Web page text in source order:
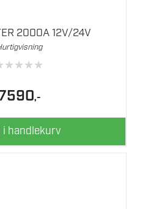
2000A 12V/24V
★★★★
,-
i handlekurv